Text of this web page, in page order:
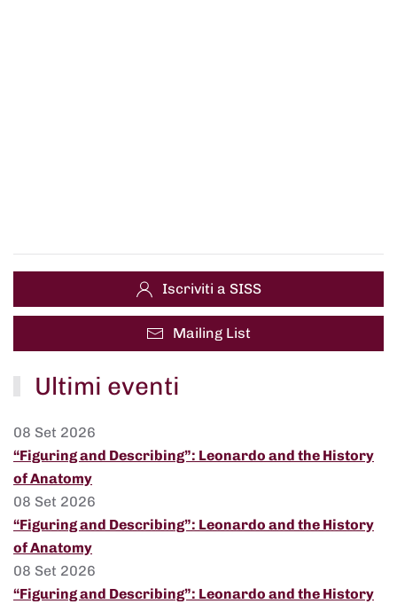
Iscriviti a SISS
Mailing List
Ultimi eventi
08 Set 2026
“Figuring and Describing”: Leonardo and the History
of Anatomy
08 Set 2026
“Figuring and Describing”: Leonardo and the History
of Anatomy
08 Set 2026
“Figuring and Describing”: Leonardo and the History